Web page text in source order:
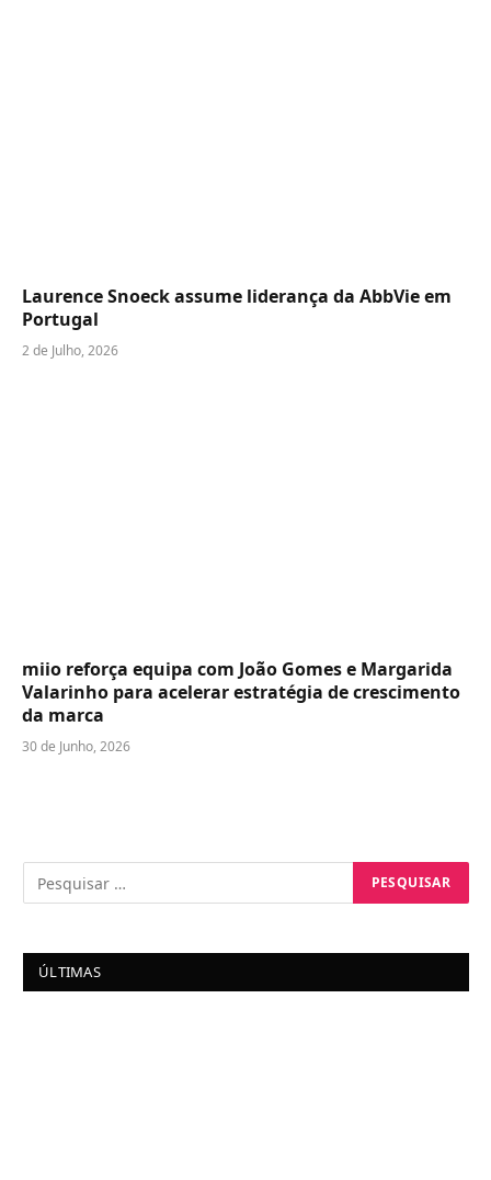
Laurence Snoeck assume liderança da AbbVie em
Portugal
2 de Julho, 2026
miio reforça equipa com João Gomes e Margarida
Valarinho para acelerar estratégia de crescimento
da marca
30 de Junho, 2026
ÚLTIMAS